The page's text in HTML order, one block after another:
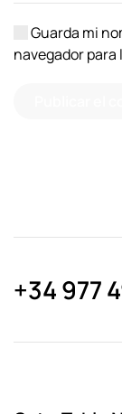
Guarda mi
navegador para
+34 977